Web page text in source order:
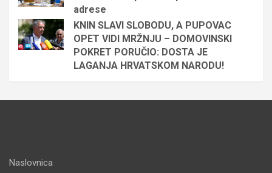
adrese
KNIN SLAVI SLOBODU, A PUPOVAC
OPET VIDI MRŽNJU – DOMOVINSKI
POKRET PORUČIO: DOSTA JE
LAGANJA HRVATSKOM NARODU!
Naslovnica